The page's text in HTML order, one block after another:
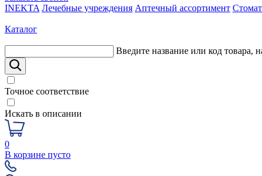
INEKTA Лечебные учреждения Аптечный ассортимент
Каталог
Введите название или код товара,
Точное соответствие
Искать в описании
0
В корзине пусто